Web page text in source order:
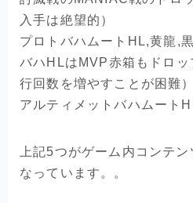
入手は絶望的）
プロトバハムートHL,黄龍,
バハHLはMVP赤箱もドロ
行回数を増やすことが困難）
アルティメットバハムート
上記5つがゲーム内コンテ
なっています。。